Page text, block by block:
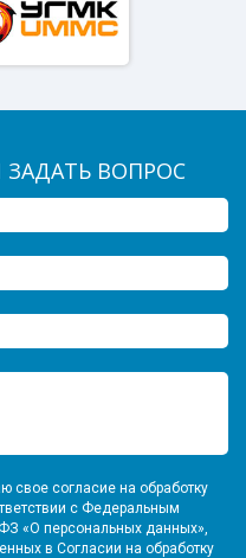
ЗАДАТЬ ВОПРОС
свое согласие на обработку
с Федеральным
«О персональных данных»,
в Согласии на обработку